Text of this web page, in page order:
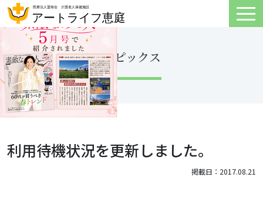
トピックス
利用待機状況を更新しました。
掲載日：2017.08.21